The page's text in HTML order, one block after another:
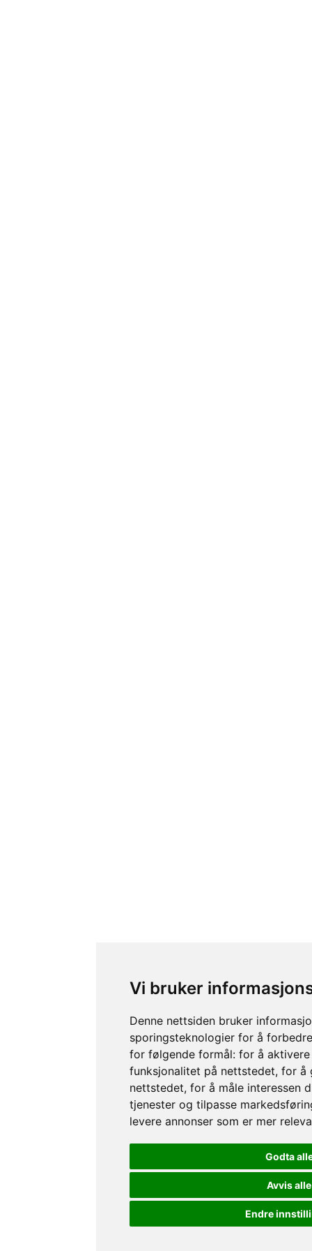
Vi bruker
Denne nettsiden bruker
sporingsteknologier for å
for følgende formål:for å
funksjonalitet på nettstedet,for å
nettstedet,for å måle interessen
tjenester og tilpasse
levere annonser som er mer
Godta
Avvis alle
Endre